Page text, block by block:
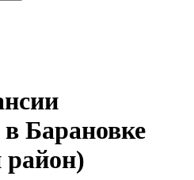
Барановке
район)